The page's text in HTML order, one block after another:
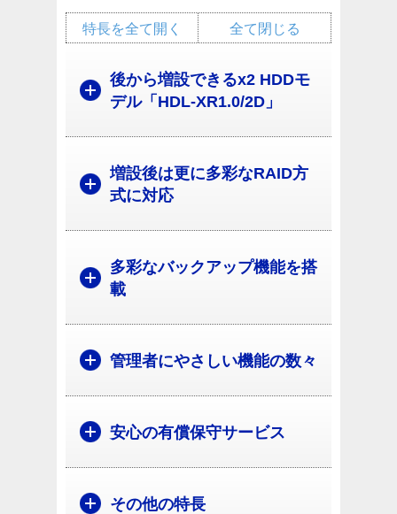
全て閉じる
特長を全て開く
後から増設できるx2 HDDモ
デル「HDL-XR1.0/2D」
増設後は更に多彩なRAID方
式に対応
多彩なバックアップ機能を搭
載
管理者にやさしい機能の数々
安心の有償保守サービス
その他の特長